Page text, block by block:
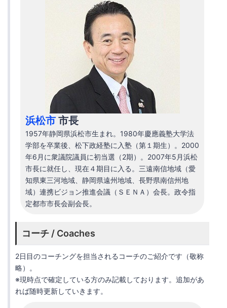
浜松市 市長
1957年静岡県浜松市生まれ。1980年慶應義塾大学法
学部を卒業後、松下政経塾に入塾（第１期生）。2000
年6月に衆議院議員に初当選（2期）。2007年5月浜松
市長に就任し、現在４期目に入る。三遠南信地域（愛
知県東三河地域、静岡県遠州地域、長野県南信州地
域）連携ビジョン推進会議（ＳＥＮＡ）会長。政令指
定都市市長会副会長。
コーチ / Coaches
2日目のコーチングを担当されるコーチのご紹介です（敬称
略）。
※現時点で確定している方のみ記載しております。追加があ
れば随時更新していきます。